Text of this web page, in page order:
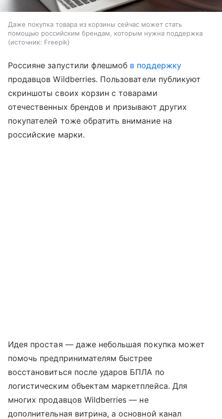
Даже покупка товара из корзины сейчас может стать
помощью российским брендам, которым нужна поддержка
источник: Freepik
Россияне запустили флешмоб в поддержку
продавцов Wildberries. Пользователи публикуют
скриншоты своих корзин с товарами
отечественных брендов и призывают других
покупателей тоже обратить внимание на
российские марки.
Идея простая — даже небольшая покупка может
помочь предпринимателям быстрее
восстановиться после ударов БПЛА по
логистическим объектам маркетплейса. Для
многих продавцов Wildberries — не
дополнительная витрина, а основной канал